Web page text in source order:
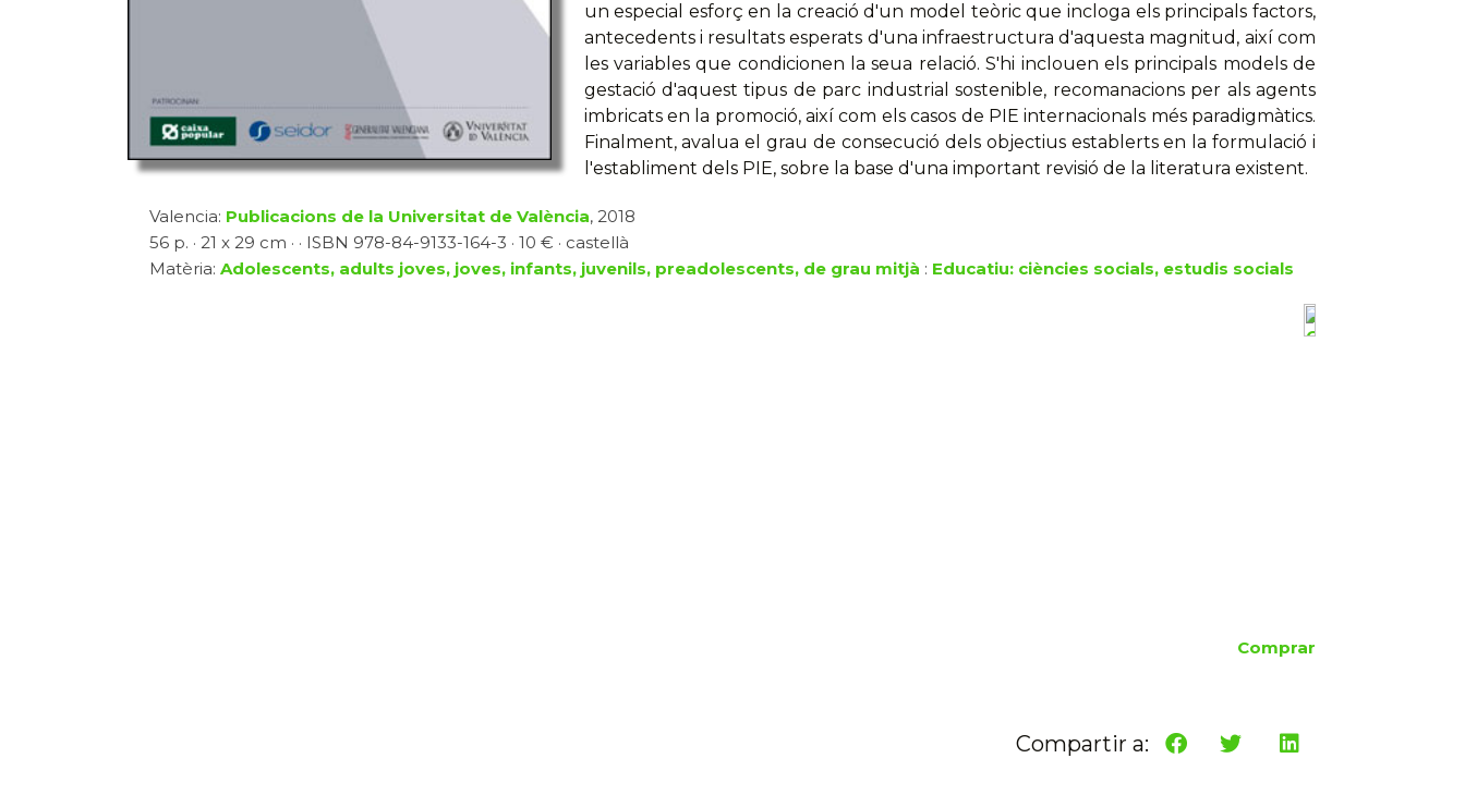
un especial esforç en la creació d'un model teòric que incloga els principals factors,
antecedents i resultats esperats d'una infraestructura d'aquesta magnitud, així com
les variables que condicionen la seua relació. S'hi inclouen els principals models de
gestació d'aquest tipus de parc industrial sostenible, recomanacions per als agents
imbricats en la promoció, així com els casos de PIE internacionals més paradigmàtics.
Finalment, avalua el grau de consecució dels objectius establerts en la formulació i
l'establiment dels PIE, sobre la base d'una important revisió de la literatura existent.
Valencia: Publicacions de la Universitat de València, 2018
56 p. · 21 x 29 cm · · ISBN 978-84-9133-164-3 · 10 € · castellà
Matèria: Adolescents, adults joves, joves, infants, juvenils, preadolescents, de grau mitjà : Educatiu: ciències socials, estudis socials
Comprar
Compartir a: